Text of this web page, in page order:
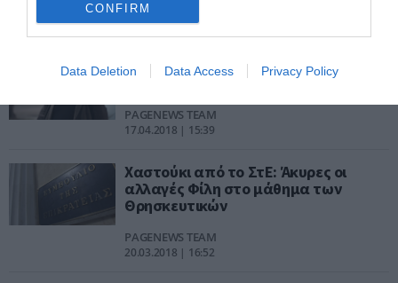
CONFIRM
Data Deletion Data Access Privacy Policy
PAGENEWS TEAM
22.04.2018 | 12:53
Καρφιά Φίλη στο Μαξίμου για την
καθαρή έξοδο από τα Μνημόνια
PAGENEWS TEAM
17.04.2018 | 15:39
Χαστούκι από το ΣτΕ: Άκυρες οι
αλλαγές Φίλη στο μάθημα των
Θρησκευτικών
PAGENEWS TEAM
20.03.2018 | 16:52